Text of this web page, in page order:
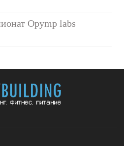
Opymp labs